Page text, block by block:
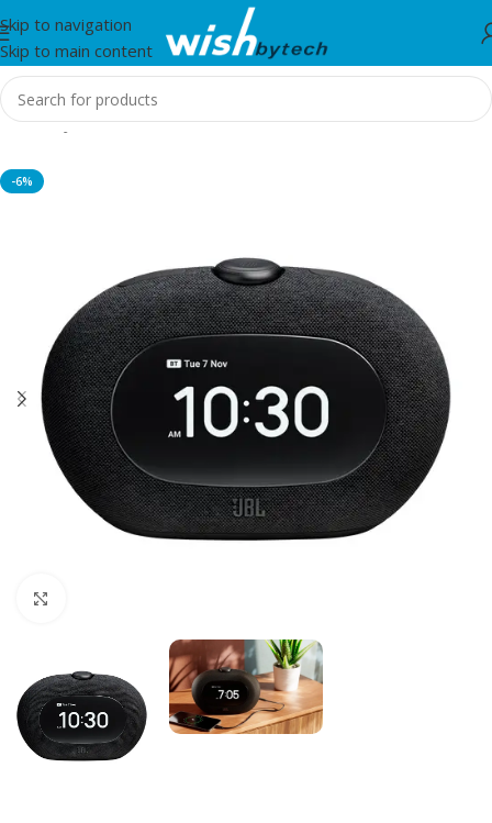
Skip to navigation
Skip to main content
Home/JBL
-6%